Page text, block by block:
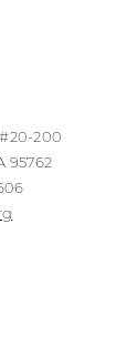
200
95762